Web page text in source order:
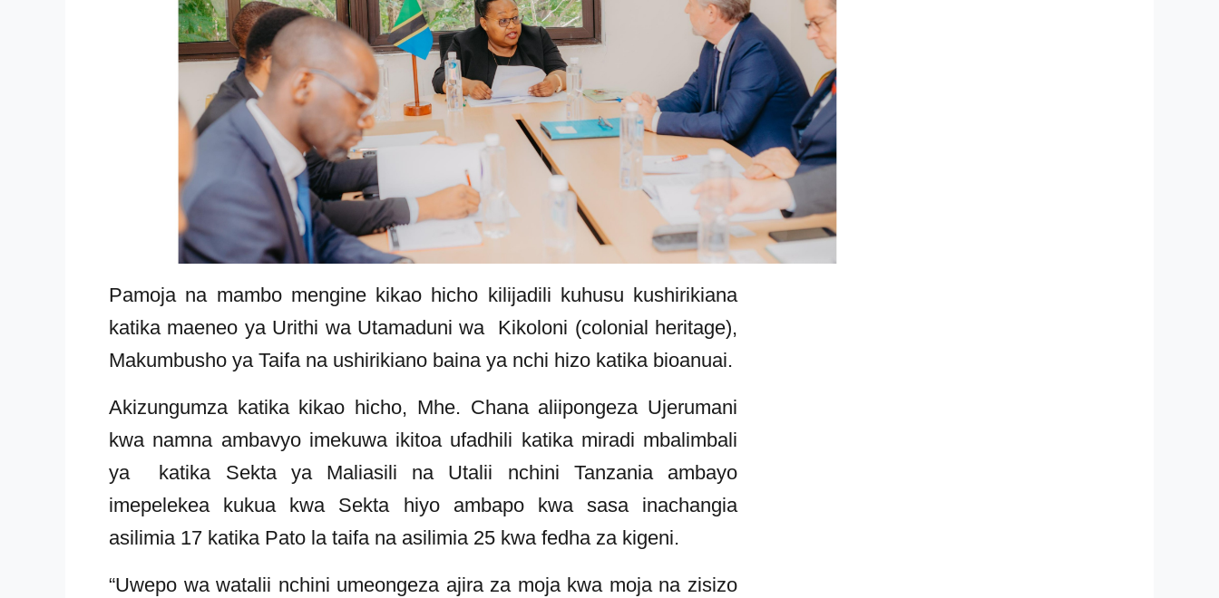
Pamoja na mambo mengine kikao hicho kilijadili kuhusu kushirikiana
katika maeneo ya Urithi wa Utamaduni wa Kikoloni (colonial heritage),
Makumbusho ya Taifa na ushirikiano baina ya nchi hizo katika bioanuai.
Akizungumza katika kikao hicho, Mhe. Chana aliipongeza Ujerumani
kwa namna ambavyo imekuwa ikitoa ufadhili katika miradi mbalimbali
ya katika Sekta ya Maliasili na Utalii nchini Tanzania ambayo
imepelekea kukua kwa Sekta hiyo ambapo kwa sasa inachangia
asilimia 17 katika Pato la taifa na asilimia 25 kwa fedha za kigeni.
“Uwepo wa watalii nchini umeongeza ajira za moja kwa moja na zisizo